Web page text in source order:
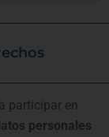
participar en
personales